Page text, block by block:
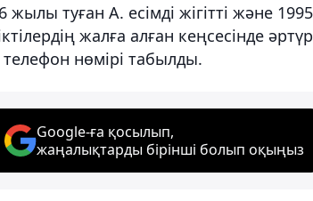
туған А. есімді жігітті және 1995
жалға алған кеңсесінде
нөмірі табылды.
Google-ға қосылып,
жаңалықтарды бірінші болып оқыңыз